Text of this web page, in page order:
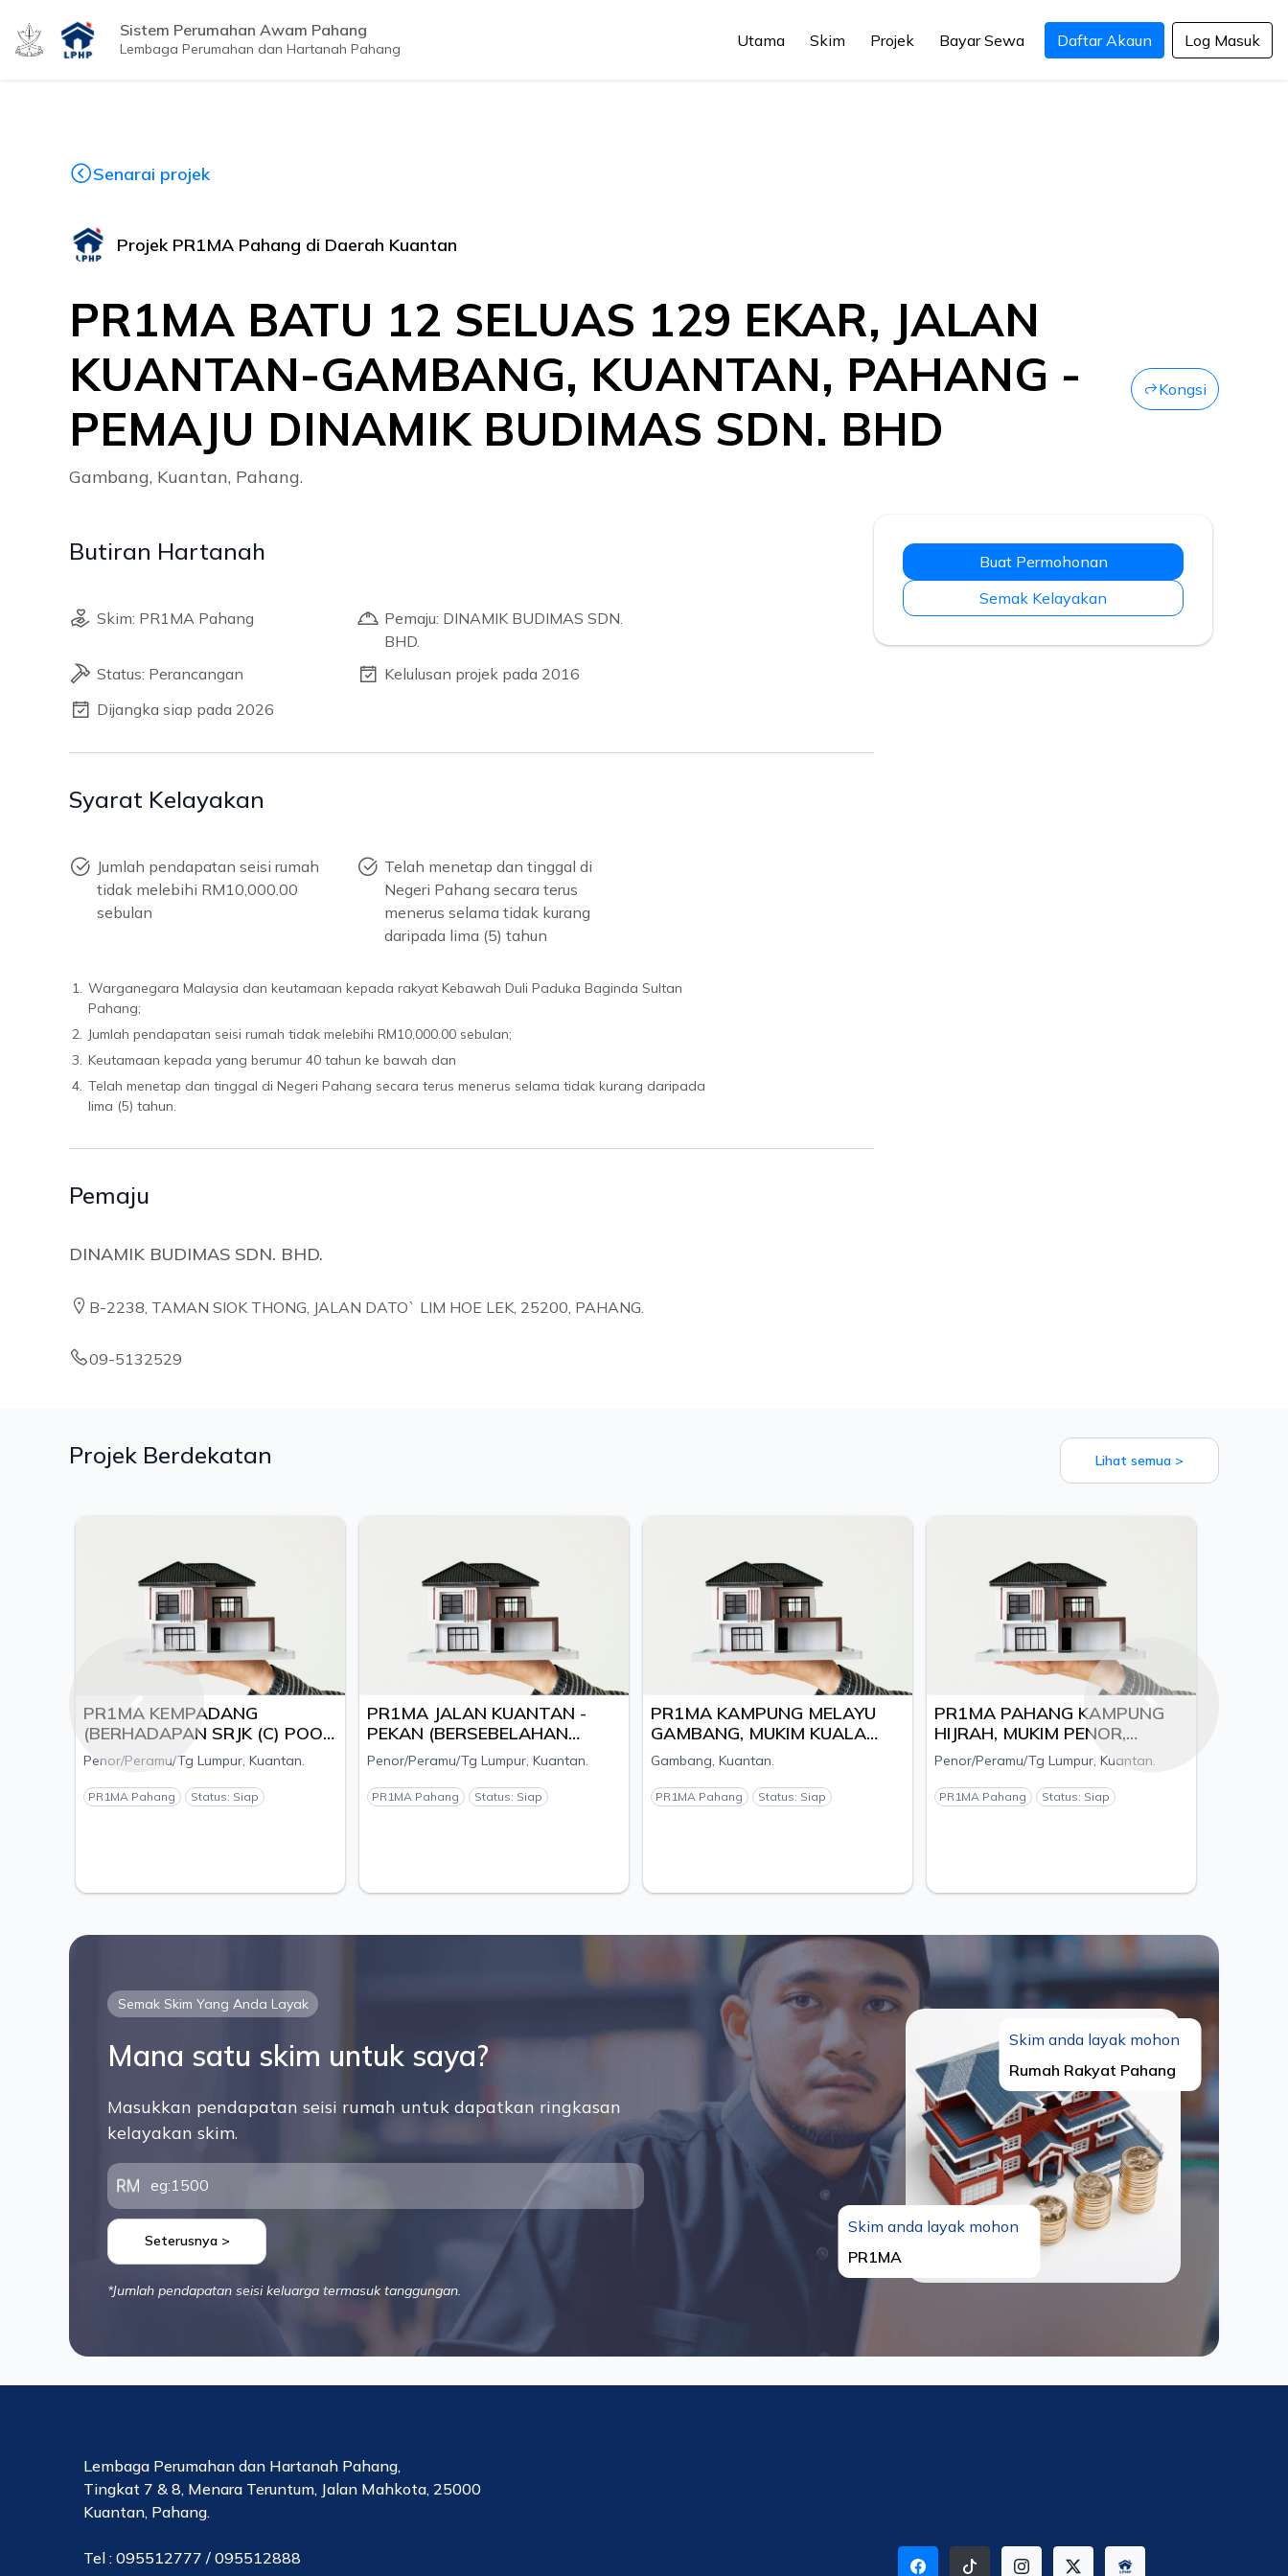
Sistem Perumahan Awam Pahang
Lembaga Perumahan dan Hartanah Pahang Utama Skim Projek Bayar Sewa Daftar Akaun Log Masuk
Senarai projek
Projek PR1MA Pahang di Daerah Kuantan
PR1MA BATU 12 SELUAS 129 EKAR, JALAN
KUANTAN-GAMBANG, KUANTAN, PAHANG -
PEMAJU DINAMIK BUDIMAS SDN. BHD
Gambang, Kuantan, Pahang.
Kongsi
Butiran Hartanah
Skim: PR1MA Pahang
Pemaju: DINAMIK BUDIMAS SDN.
BHD.
Status: Perancangan
Kelulusan projek pada 2016
Dijangka siap pada 2026
Syarat Kelayakan
Jumlah pendapatan seisi rumah
tidak melebihi RM10,000.00
sebulan
Telah menetap dan tinggal di
Negeri Pahang secara terus
menerus selama tidak kurang
daripada lima (5) tahun
1. Warganegara Malaysia dan keutamaan kepada rakyat Kebawah Duli Paduka Baginda Sultan
Pahang;
2. Jumlah pendapatan seisi rumah tidak melebihi RM10,000.00 sebulan;
3. Keutamaan kepada yang berumur 40 tahun ke bawah dan
4. Telah menetap dan tinggal di Negeri Pahang secara terus menerus selama tidak kurang daripada
lima (5) tahun.
Pemaju
DINAMIK BUDIMAS SDN. BHD.
B-2238, TAMAN SIOK THONG, JALAN DATO` LIM HOE LEK, 25200, PAHANG.
09-5132529
Buat Permohonan
Semak Kelayakan
Projek Berdekatan Lihat semua >
PR1MA KEMPADANG
(BERHADAPAN SRJK (C) POOI
MING), MUKIM KUALA
KUANTAN, DAERAH
KUANTAN, PAHANG - PEMAJU
ESTANIA S/B
Penor/Peramu/Tg Lumpur, Kuantan.
PR1MA Pahang Status: Siap
PR1MA JALAN KUANTAN -
PEKAN (BERSEBELAHAN
KOMPLEKS PENYAYANG),
DAERAH KUANTAN, PAHANG -
PEMAJU SM PELANGI
SDN.BHD
Penor/Peramu/Tg Lumpur, Kuantan.
PR1MA Pahang Status: Siap
PR1MA KAMPUNG MELAYU
GAMBANG, MUKIM KUALA
KUANTAN, DAERAH
KUANTAN, PAHANG - PEMAJU
NILAITEK S/B
Gambang, Kuantan.
PR1MA Pahang Status: Siap
PR1MA PAHANG KAMPUNG
HIJRAH, MUKIM PENOR,
DAERAH KUANTAN, PAHANG
Penor/Peramu/Tg Lumpur, Kuantan.
PR1MA Pahang Status: Siap
Previous Next
Semak Skim Yang Anda Layak
Mana satu skim untuk saya?
Masukkan pendapatan seisi rumah untuk dapatkan ringkasan
kelayakan skim.
Seterusnya >
*Jumlah pendapatan seisi keluarga termasuk tanggungan.
Skim anda layak mohon
Rumah Rakyat Pahang
Skim anda layak mohon
PR1MA
Lembaga Perumahan dan Hartanah Pahang,
Tingkat 7 & 8, Menara Teruntum, Jalan Mahkota, 25000
Kuantan, Pahang.
Tel : 095512777 / 095512888